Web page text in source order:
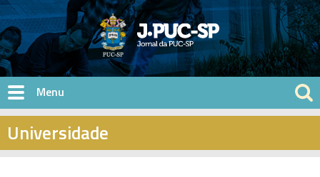
Pular para o conteúdo principal
Universidade